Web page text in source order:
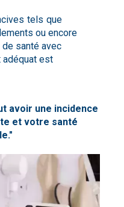
tels que
ou encore
santé avec
adéquat est
avoir une incidence
et votre santé